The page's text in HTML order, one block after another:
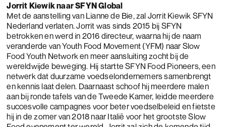
Jorrit Kiewik naar SFYN Global
Met de aanstelling van Lianne de Bie, zal Jorrit Kiewik SFYN
Nederland verlaten. Jorrit was sinds 2015 bij SFYN
betrokken en werd in 2016 directeur, waarna hij de naam
veranderde van Youth Food Movement (YFM) naar Slow
Food Youth Network en meer aansluiting zocht bij de
wereldwijde beweging. Hij startte SFYN Food Pioneers, een
netwerk dat duurzame voedselondernemers samenbrengt
en kennis laat delen. Daarnaast schoof hij meerdere malen
aan bij ronde tafels van de Tweede Kamer, leidde meerdere
succesvolle campagnes voor beter voedselbeleid en fietste
hij in de zomer van 2018 naar Italië voor het grootste Slow